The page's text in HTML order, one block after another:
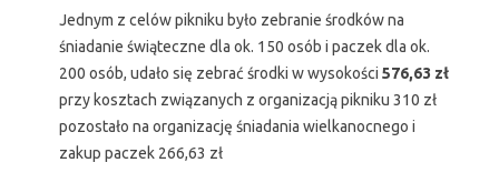
Jednym z celów pikniku było zebranie środków na
śniadanie świąteczne dla ok. 150 osób i paczek dla ok.
200 osób, udało się zebrać środki w wysokości 576,63 zł
przy kosztach związanych z organizacją pikniku 310 zł
pozostało na organizację śniadania wielkanocnego i
zakup paczek 266,63 zł